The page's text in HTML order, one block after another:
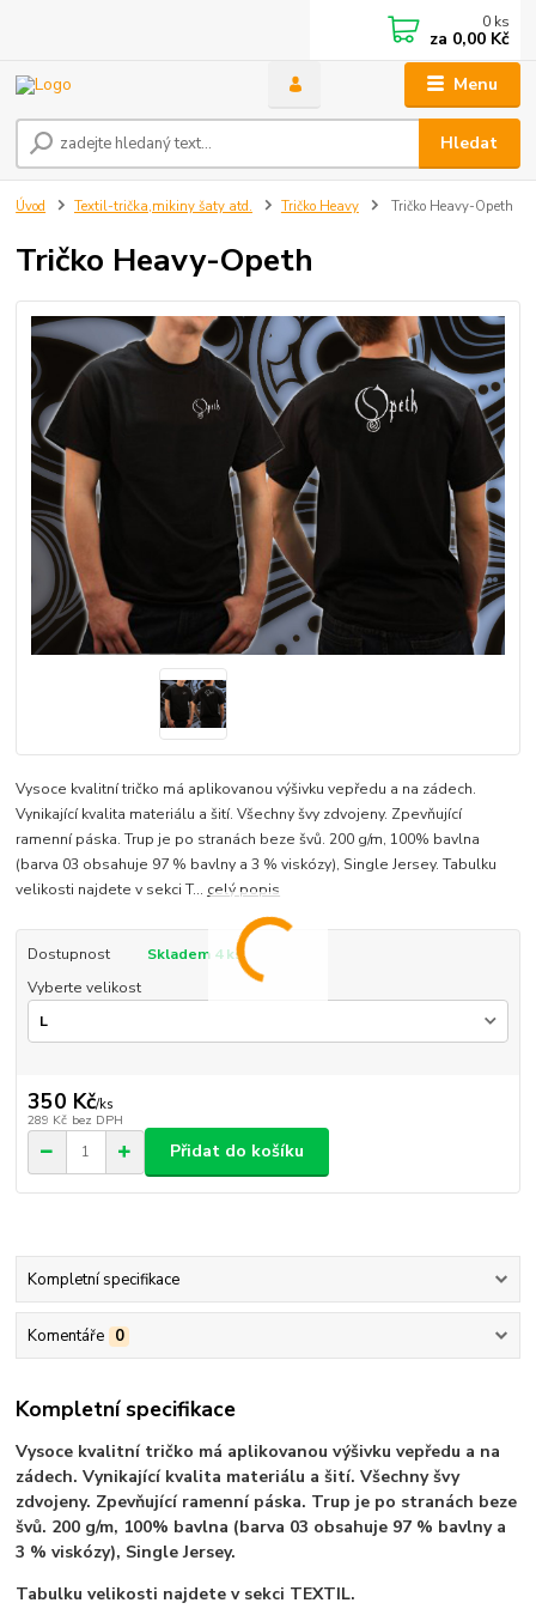
Menu
Hledat
0 ks
za 0,00 Kč
Úvod Textil-trička,mikiny šaty atd. Tričko Heavy Tričko Heavy-Opeth
Tričko Heavy-Opeth
Vysoce kvalitní tričko má aplikovanou výšivku vepředu a na zádech.
Vynikající kvalita materiálu a šití. Všechny švy zdvojeny. Zpevňující
ramenní páska. Trup je po stranách beze švů. 200 g/m, 100% bavlna
(barva 03 obsahuje 97 % bavlny a 3 % viskózy), Single Jersey. Tabulku
velikosti najdete v sekci T... celý popis
Dostupnost
Skladem 4 ks
Vyberte velikost
350 Kč/ks
289 Kč bez DPH
Přidat do košíku
Kompletní specifikace
Komentáře 0
Kompletní specifikace
Vysoce kvalitní tričko má aplikovanou výšivku vepředu a na
zádech. Vynikající kvalita materiálu a šití. Všechny švy
zdvojeny. Zpevňující ramenní páska. Trup je po stranách beze
švů. 200 g/m, 100% bavlna (barva 03 obsahuje 97 % bavlny a
3 % viskózy), Single Jersey.
Tabulku velikosti najdete v sekci TEXTIL.